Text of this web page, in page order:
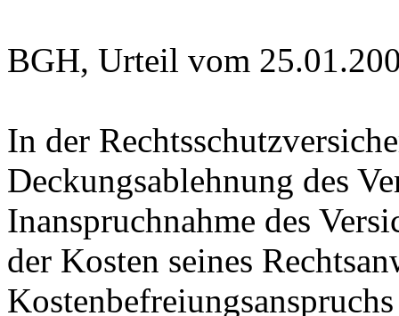
BGH, Urteil vom
In der
Deckungsablehnung des
Inanspruchnahme des
der Kosten seines